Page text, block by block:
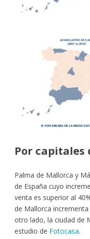
Por capitales
Palma de Mallorca y
de España cuyo
venta es superior al
de Mallorca
otro lado, la ciudad de
estudio de Fotocasa.